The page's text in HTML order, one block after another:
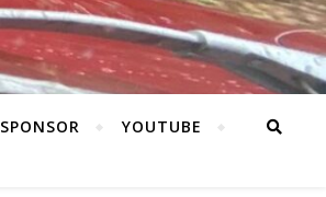
SPONSOR YOUTUBE